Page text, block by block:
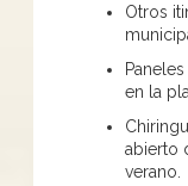
Otros
en la
abierto
verano.